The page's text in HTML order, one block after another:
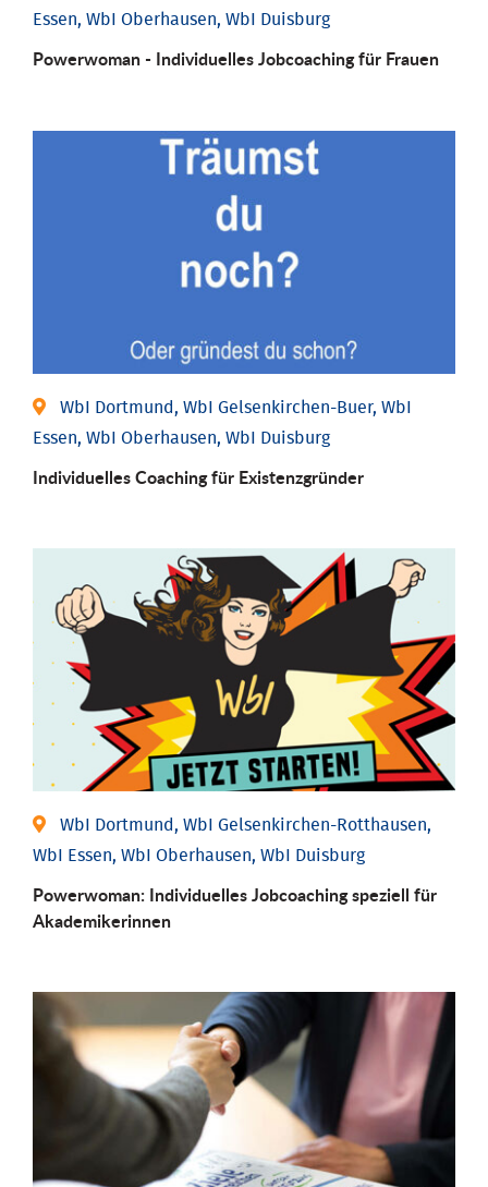
Essen, WbI Oberhausen, WbI Duisburg
Powerwoman - Individu­elles Job­coaching für Frauen
WbI Dortmund, WbI Gelsenkirchen-Buer, WbI
Essen, WbI Oberhausen, WbI Duisburg
Individu­elles Coaching für Existenz­gründer
WbI Dortmund, WbI Gelsenkirchen-Rotthausen,
WbI Essen, WbI Oberhausen, WbI Duisburg
Powerwoman: Individu­elles Job­coaching speziell für
Aka­demiker­innen